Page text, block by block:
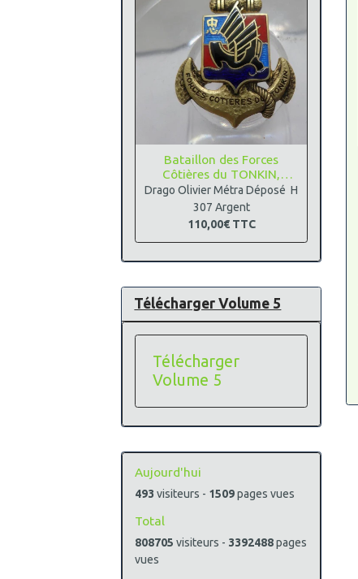
Bataillon des Forces
Côtières du TONKIN,
Argent
Drago Olivier Métra Déposé H
307 Argent
110,00€ TTC
Télécharger Volume 5
Télécharger
Volume 5
Aujourd'hui
493 visiteurs - 1509pages vues
Total
808705 visiteurs - 3392488pages
vues